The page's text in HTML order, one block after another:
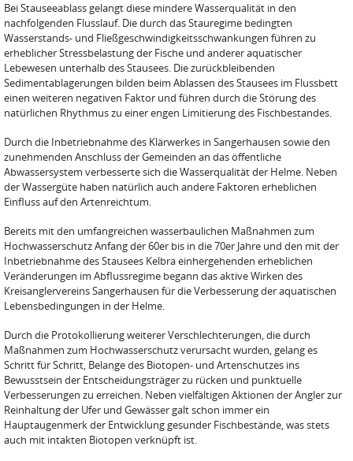
Bei Stauseeablass gelangt diese mindere Wasserqualität in den
nachfolgenden Flusslauf. Die durch das Stauregime bedingten
Wasserstands- und Fließgeschwindigkeitsschwankungen führen zu
erheblicher Stressbelastung der Fische und anderer aquatischer
Lebewesen unterhalb des Stausees. Die zurückbleibenden
Sedimentablagerungen bilden beim Ablassen des Stausees im Flussbett
einen weiteren negativen Faktor und führen durch die Störung des
natürlichen Rhythmus zu einer engen Limitierung des Fischbestandes.
Durch die Inbetriebnahme des Klärwerkes in Sangerhausen sowie den
zunehmenden Anschluss der Gemeinden an das öffentliche
Abwassersystem verbesserte sich die Wasserqualität der Helme. Neben
der Wassergüte haben natürlich auch andere Faktoren erheblichen
Einfluss auf den Artenreichtum.
Bereits mit den umfangreichen wasserbaulichen Maßnahmen zum
Hochwasserschutz Anfang der 60er bis in die 70er Jahre und den mit der
Inbetriebnahme des Stausees Kelbra einhergehenden erheblichen
Veränderungen im Abflussregime begann das aktive Wirken des
Kreisanglervereins Sangerhausen für die Verbesserung der aquatischen
Lebensbedingungen in der Helme.
Durch die Protokollierung weiterer Verschlechterungen, die durch
Maßnahmen zum Hochwasserschutz verursacht wurden, gelang es
Schritt für Schritt, Belange des Biotopen- und Artenschutzes ins
Bewusstsein der Entscheidungsträger zu rücken und punktuelle
Verbesserungen zu erreichen. Neben vielfältigen Aktionen der Angler zur
Reinhaltung der Ufer und Gewässer galt schon immer ein
Hauptaugenmerk der Entwicklung gesunder Fischbestände, was stets
auch mit intakten Biotopen verknüpft ist.